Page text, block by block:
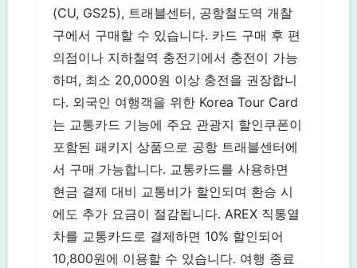
(CU, GS25), 트래블센터, 공항철도역 개찰
구에서 구매할 수 있습니다. 카드 구매 후 편
의점이나 지하철역 충전기에서 충전이 가능
하며, 최소 20,000원 이상 충전을 권장합니
다. 외국인 여행객을 위한 Korea Tour Card
는 교통카드 기능에 주요 관광지 할인쿠폰이
포함된 패키지 상품으로 공항 트래블센터에
서 구매 가능합니다. 교통카드를 사용하면
현금 결제 대비 교통비가 할인되며 환승 시
에도 추가 요금이 절감됩니다. AREX 직통열
차를 교통카드로 결제하면 10% 할인되어
10,800원에 이용할 수 있습니다. 여행 종료